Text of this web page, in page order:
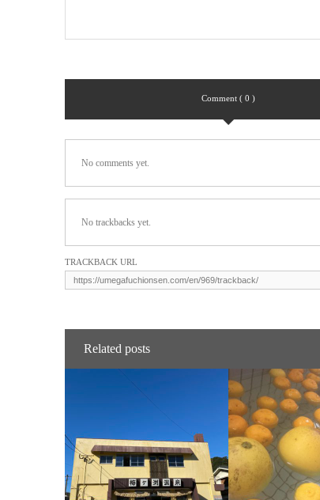
Comment ( 0 )
No comments yet.
No trackbacks yet.
TRACKBACK URL
Related posts